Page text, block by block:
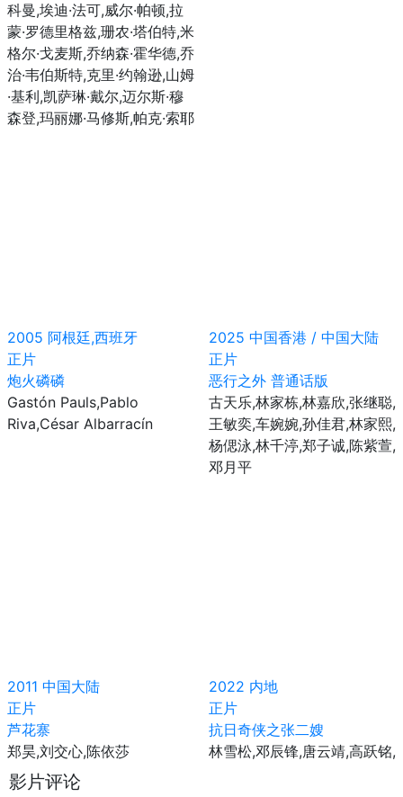
科曼,埃迪·法可,威尔·帕顿,拉
蒙·罗德里格兹,珊农·塔伯特,米
格尔·戈麦斯,乔纳森·霍华德,乔
治·韦伯斯特,克里·约翰逊,山姆
·基利,凯萨琳·戴尔,迈尔斯·穆
森登,玛丽娜·马修斯,帕克·索耶
2005 阿根廷,西班牙
正片
炮火磷磷
Gastón Pauls,Pablo
Riva,César Albarracín
2025 中国香港 / 中国大陆
正片
恶行之外 普通话版
古天乐,林家栋,林嘉欣,张继聪,
王敏奕,车婉婉,孙佳君,林家熙,
杨偲泳,林千渟,郑子诚,陈紫萱,
邓月平
2011 中国大陆
正片
芦花寨
郑昊,刘交心,陈依莎
2022 内地
正片
抗日奇侠之张二嫂
林雪松,邓辰锋,唐云靖,高跃铭,
影片评论